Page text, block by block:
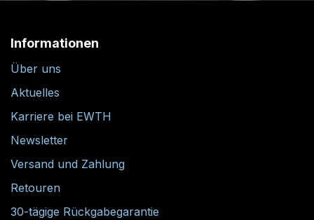
Informationen
Über uns
Aktuelles
Karriere bei EWTH
Newsletter
Versand und Zahlung
Retouren
30-tägige Rückgabegarantie